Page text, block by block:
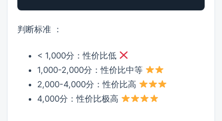
判断标准 ：
< 1,000分：性价比低
1,000-2,000分：性价比中等
2,000-4,000分：性价比高
4,000分：性价比极高